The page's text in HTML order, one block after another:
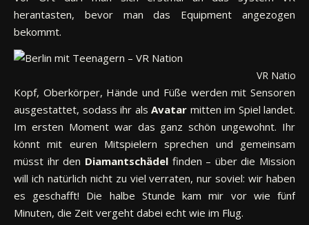
herantasten, bevor man das Equipment angezogen
bekommt.
VR Nation
Kopf, Oberkörper, Hände und Füße werden mit Sensoren
ausgestattet, sodass ihr als Avatar mitten im Spiel landet.
Im ersten Moment war das ganz schön ungewohnt. Ihr
könnt mit euren Mitspielern sprechen und gemeinsam
müsst ihr den Diamantschädelfinden – über die Mission
will ich natürlich nicht zu viel verraten, nur soviel: wir haben
es geschafft! Die halbe Stunde kam mir vor wie fünf
Minuten, die Zeit vergeht dabei echt wie im Flug.